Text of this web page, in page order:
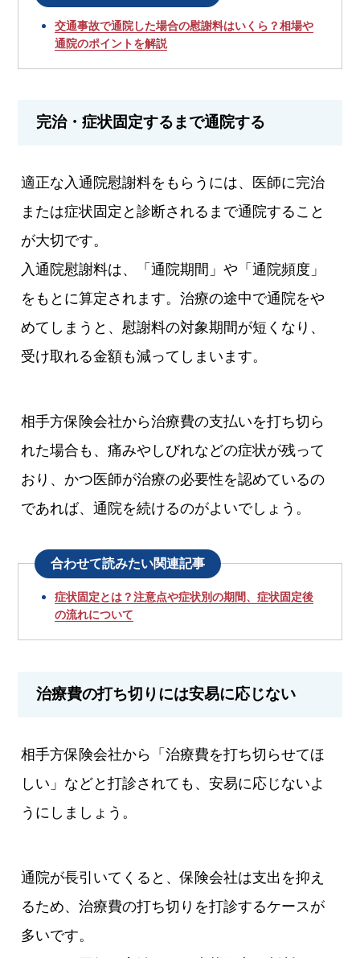
交通事故で通院した場合の慰謝料はいくら？相場や
通院のポイントを解説
完治・症状固定するまで通院する
適正な入通院慰謝料をもらうには、医師に完治
または症状固定と診断されるまで通院すること
が大切です。
入通院慰謝料は、「通院期間」や「通院頻度」
をもとに算定されます。治療の途中で通院をや
めてしまうと、慰謝料の対象期間が短くなり、
受け取れる金額も減ってしまいます。
相手方保険会社から治療費の支払いを打ち切ら
れた場合も、痛みやしびれなどの症状が残って
おり、かつ医師が治療の必要性を認めているの
であれば、通院を続けるのがよいでしょう。
合わせて読みたい関連記事
症状固定とは？注意点や症状別の期間、症状固定後
の流れについて
治療費の打ち切りには安易に応じない
相手方保険会社から「治療費を打ち切らせてほ
しい」などと打診されても、安易に応じないよ
うにしましょう。
通院が長引いてくると、保険会社は支出を抑え
るため、治療費の打ち切りを打診するケースが
多いです。